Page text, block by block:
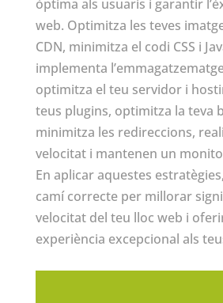
òptima als usuaris i garantir
web. Optimitza les teves
CDN, minimitza el codi CSS i
implementa
optimitza el teu servidor i
teus plugins, optimitza la teva
minimitza les redireccions,
velocitat i mantenen un
En aplicar aquestes
camí correcte per millorar
velocitat del teu lloc web i
experiència excepcional als